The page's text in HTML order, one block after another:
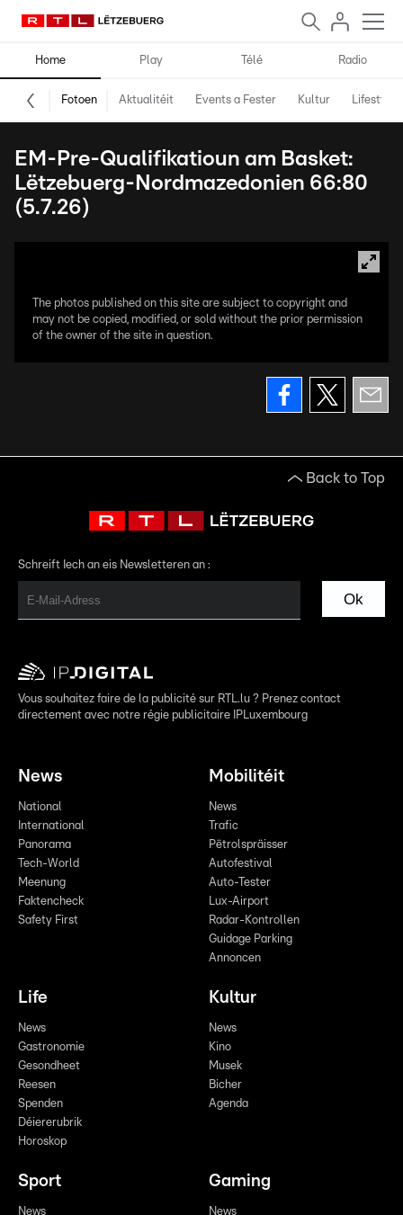
Home Play Télé Radio
Fotoen Aktualitéit Events a Fester Kultur Lifestyle
EM-Pre-Qualifikatioun am Basket:
Lëtzebuerg-Nordmazedonien 66:80
(5.7.26)
The photos published on this site are subject to copyright and
may not be copied, modified, or sold without the prior permission
of the owner of the site in question.
Back to Top
Schreift Iech an eis Newsletteren an :
Ok
Vous souhaitez faire de la publicité sur RTL.lu ? Prenez contact
directement avec notre régie publicitaire IPLuxembourg
News
National
International
Panorama
Tech-World
Meenung
Faktencheck
Safety First
Mobilitéit
News
Trafic
Pëtrolspräisser
Autofestival
Auto-Tester
Lux-Airport
Radar-Kontrollen
Guidage Parking
Annoncen
Life
News
Gastronomie
Gesondheet
Reesen
Spenden
Déiererubrik
Horoskop
Kultur
News
Kino
Musek
Bicher
Agenda
Sport
News
Gaming
News